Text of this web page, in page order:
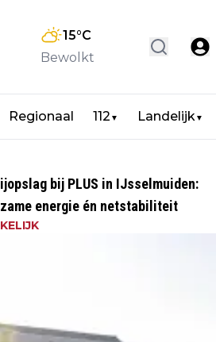
15°C
Bewolkt
Regionaal 112 ▼ Landelijk▼
bij PLUS in IJsselmuiden:
energie én netstabiliteit